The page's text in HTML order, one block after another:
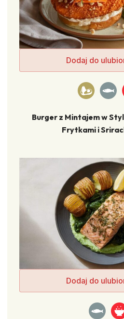
Dodaj do
Burger z Mintajem w
Frytkami i
Dodaj do